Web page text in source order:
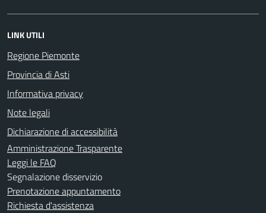
LINK UTILI
Regione Piemonte
Provincia di Asti
Informativa privacy
Note legali
Dichiarazione di accessibilità
Amministrazione Trasparente
Leggi le FAQ
Segnalazione disservizio
Prenotazione appuntamento
Richiesta d'assistenza